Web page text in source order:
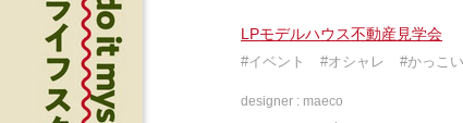
LPモデルハウス不動産見学会
#イベント #オシャレ #かっこ
designer : maeco